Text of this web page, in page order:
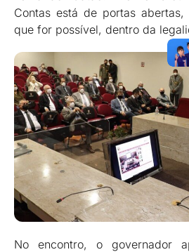
Contas está de portas
que for possível, dentro da
No encontro, o governador